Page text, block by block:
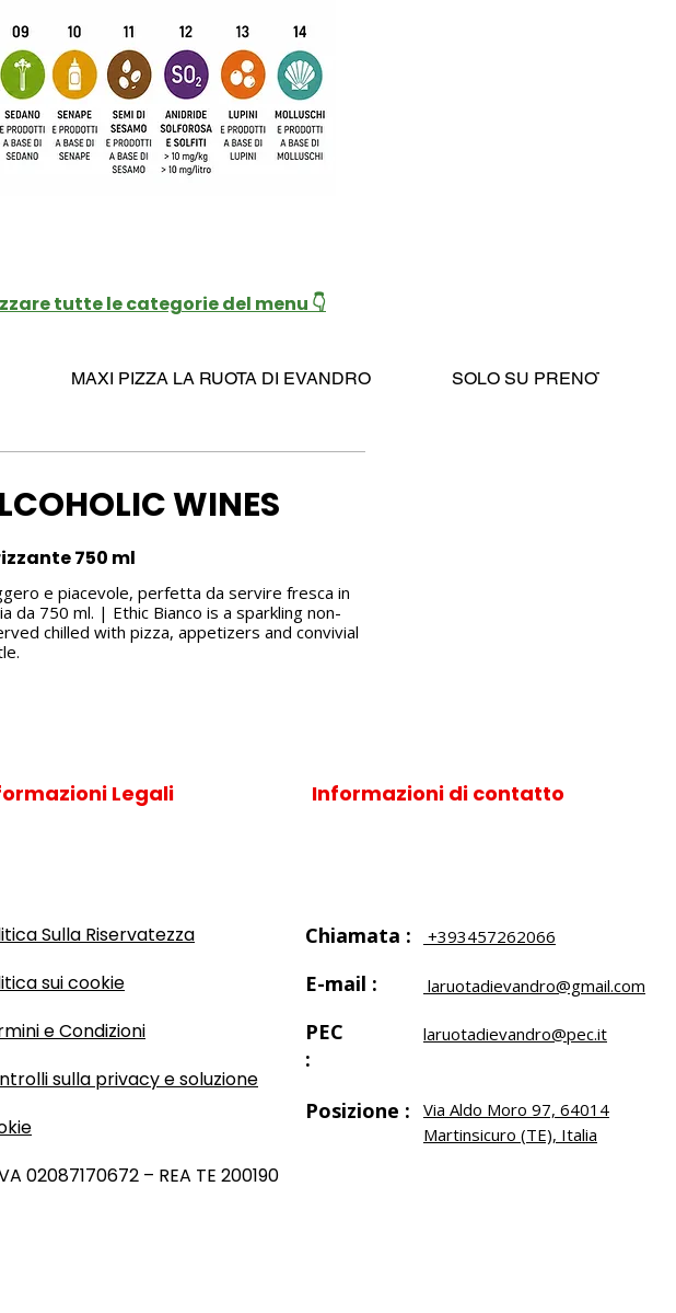
tutte le categorie del menu 👇
MAXI PIZZA LA RUOTA DI EVANDRO SOLO SU
WINES
750 ml
e piacevole, perfetta da servire fresca in
da 750 ml. | Ethic Bianco is a sparkling non-
chilled with pizza, appetizers and convivial
Legali Informazioni di contatto
Sulla Riservatezza
sui cookie
e Condizioni
sulla privacy e soluzione
02087170672 – REA TE 200190
Chiamata :
E-mail :
PEC
:
Posizione :
+393457262066
laruotadievandro@gmail.com
laruotadievandro@pec.it
​Via Aldo Moro 97, 64014
Martinsicuro (TE), Italia